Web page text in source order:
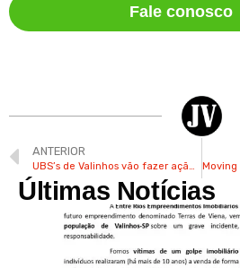
Fale conosco
ANTERIOR
UBS’s de Valinhos vão fazer ação de prevenção de câncer bucal a partir desta 3ª
Últimas Notícias